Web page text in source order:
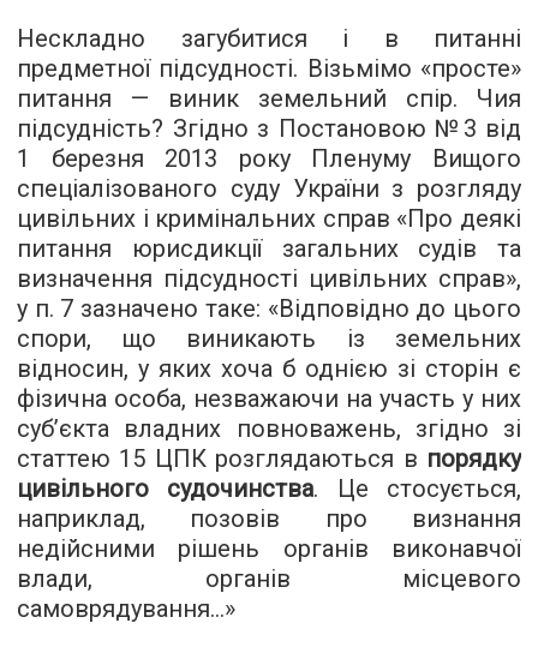
Нескладно загубитися і в питанні
предметної підсудності. Візьмімо «просте»
питання — виник земельний спір. Чия
підсудність? Згідно з Постановою №3 від
1 березня 2013 року Пленуму Вищого
спеціалізованого суду України з розгляду
цивільних і кримінальних справ «Про деякі
питання юрисдикції загальних судів та
визначення підсудності цивільних справ»,
у п. 7 зазначено таке: «Відповідно до цього
спори, що виникають із земельних
відносин, у яких хоча б однією зі сторін є
фізична особа, незважаючи на участь у них
суб’єкта владних повноважень, згідно зі
статтею 15 ЦПК розглядаються в порядку
цивільного судочинства. Це стосується,
наприклад, позовів про визнання
недійсними рішень органів виконавчої
влади, органів місцевого
самоврядування...»